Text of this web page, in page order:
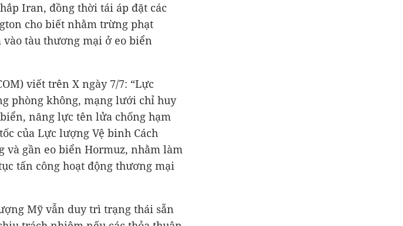
Iran, đồng thời tái áp đặt các
cho biết nhằm trừng phạt
vào tàu thương mại ở eo biển
viết trên X ngày 7/7: “Lực
phòng không, mạng lưới chỉ huy
năng lực tên lửa chống hạm
của Lực lượng Vệ binh Cách
và gần eo biển Hormuz, nhằm làm
tấn công hoạt động thương mại
Mỹ vẫn duy trì trạng thái sẵn